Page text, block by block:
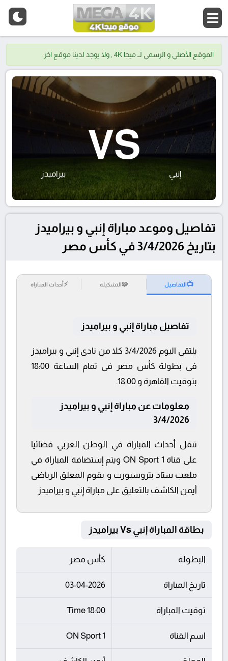
الموقع الأصلي و الرسمي لــ ميجا 4K , ولا يوجد لدينا موقع اخر.
إنبي
VS
بيراميدز
تفاصيل وموعد مباراة إنبي و بيراميدز
بتاريخ 3/4/2026 في كأس مصر
📺التفاصيل 🧩التشكيلة ⚡أحداث المباراة
تفاصيل مباراة إنبي و بيراميدز
يلتقى اليوم 3/4/2026 كلا من نادى إنبي و بيراميدز
فى بطولة كأس مصر فى تمام الساعة 18:00
بتوقيت القاهرة و 18:00.
معلومات عن مباراة إنبي و بيراميدز
3/4/2026
تنقل أحداث المباراة في الوطن العربي فضائيا
على قناة ON Sport 1 ويتم إستضافة المباراة في
ملعب ستاد بتروسبورت و يقوم المعلق الرياضى
أيمن الكاشف بالتعليق على مباراة إنبي و بيراميدز
بطاقة المباراة إنبي Vs بيراميدز
البطولة كأس مصر
تاريخ المباراة 03-04-2026
توقيت المباراة 18:00 Time
اسم القناة ON Sport 1